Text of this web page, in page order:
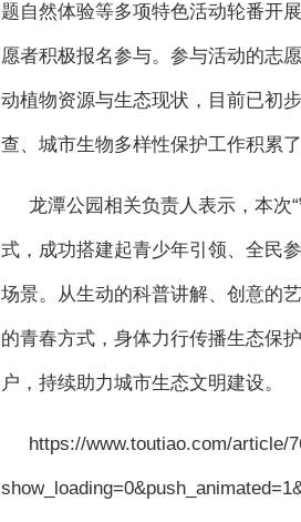
题自然体验等多项特色活动轮番开
愿者积极报名参与。参与活动的志
动植物资源与生态现状，目前已初
查、城市生物多样性保护工作积累
龙潭公园相关负责人表示，本次
式，成功搭建起青少年引领、全民
场景。从生动的科普讲解、创意的
的青春方式，身体力行传播生态保
户，持续助力城市生态文明建设。
https://www.toutiao.com/article/